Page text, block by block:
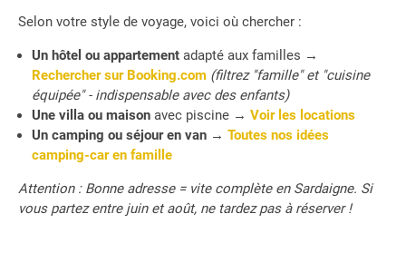
Selon votre style de voyage, voici où chercher :
Un hôtel ou appartement adapté aux familles →
Rechercher sur Booking.com (filtrez "famille" et "cuisine
équipée" - indispensable avec des enfants)
Une villa ou maison avec piscine → Voir les locations
Un camping ou séjour en van → Toutes nos idées
camping-car en famille
Attention : Bonne adresse = vite complète en Sardaigne. Si
vous partez entre juin et août, ne tardez pas à réserver !